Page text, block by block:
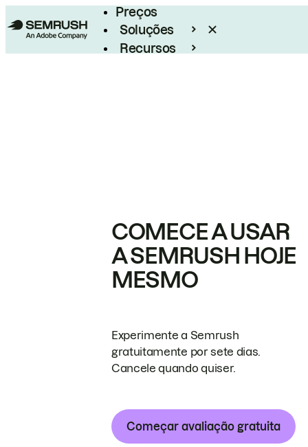
Preços
Soluções
Recursos
COMECE A USAR
A SEMRUSH HOJE
MESMO
Experimente a Semrush
gratuitamente por sete dias.
Cancele quando quiser.
Começar avaliação gratuita